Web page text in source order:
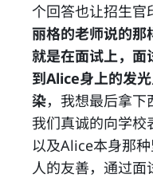
个回答也让招生官
丽格的老师说的
就是在面试上，面
到Alice身上的发
染，我想最后拿
我们真诚的向学校
以及Alice本身那
人的友善，通过